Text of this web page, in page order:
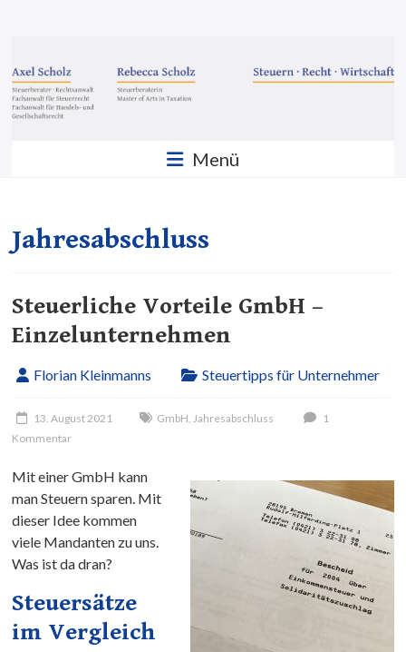
·
Recht
Wirtschaft
Scholz
GbR
Menü
Jahresabschluss
Steuerliche Vorteile GmbH –
Einzelunternehmen
Florian Kleinmanns Steuertipps für Unternehmer
13. August 2021 GmbH Jahresabschluss
1
Kommentar
Mit einer GmbH kann
man Steuern sparen. Mit
dieser Idee kommen
viele Mandanten zu uns.
Was ist da dran?
Steuersätze
im Vergleich